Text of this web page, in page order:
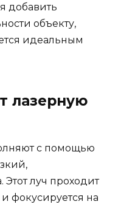
добавить
объекту,
идеальным
лазерную
с помощью
луч проходит
фокусируется на